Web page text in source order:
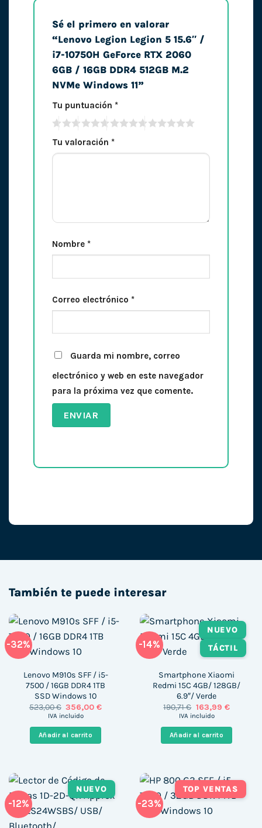
Sé el primero en valorar
“Lenovo Legion Legion 5 15.6″ /
i7-10750H GeForce RTX 2060
6GB / 16GB DDR4 512GB M.2
NVMe Windows 11”
Tu puntuación *
Tu valoración *
Nombre *
Correo electrónico *
Guarda mi nombre, correo
electrónico y web en este navegador
para la próxima vez que comente.
También te puede interesar
-32%
Lenovo M910s SFF / i5-
7500 / 16GB DDR4 1TB
SSD Windows 10
523,00€ El
precio
era:
523,00 €.
356,00€El
IVA incluido
Añadir al carrito
-14%
NUEVO
TÁCTIL
Smartphone Xiaomi
Redmi 15C 4GB/ 128GB/
6.9″/ Verde
190,71€ El
precio
era:
190,71 €.
163,99 €El
es:
IVA incluido
Añadir al carrito
-12%
NUEVO
-23%
TOP VENTAS